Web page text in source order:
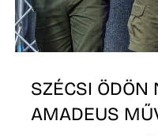
SZÉCSI ÖDÖN
AMADEUS